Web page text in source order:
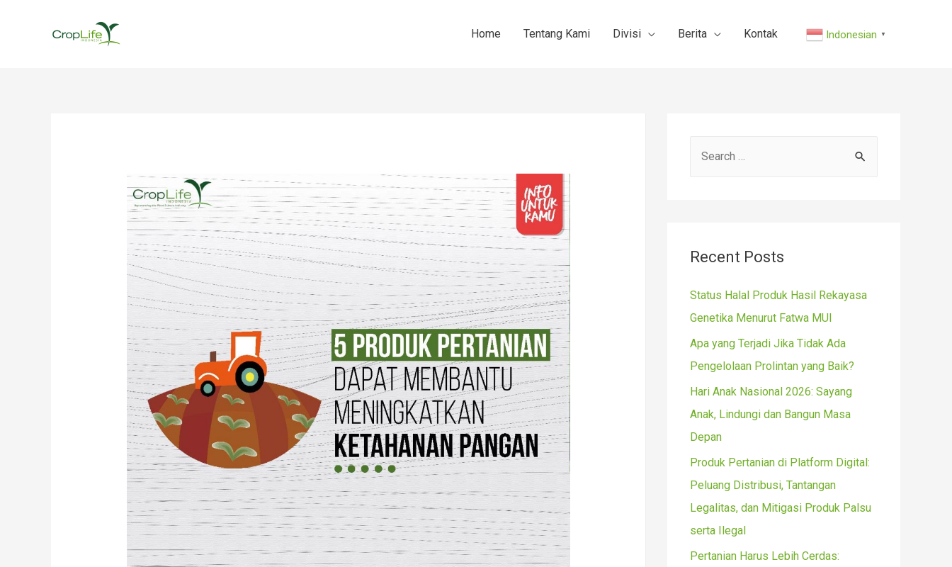
Home Tentang Kami Divisi Berita Kontak Indonesian ▼
h
:
Recent Posts
Status Halal Produk Hasil Rekayasa
Genetika Menurut Fatwa MUI
Apa yang Terjadi Jika Tidak Ada
Pengelolaan Prolintan yang Baik?
Hari Anak Nasional 2026: Sayang
Anak, Lindungi dan Bangun Masa
Depan
Produk Pertanian di Platform Digital:
Peluang Distribusi, Tantangan
Legalitas, dan Mitigasi Produk Palsu
serta Ilegal
Pertanian Harus Lebih Cerdas: